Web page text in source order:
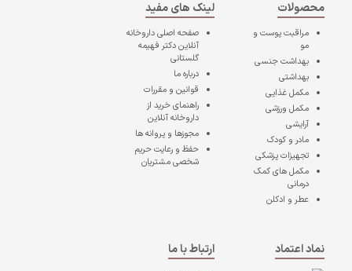
محصولات
مراقبت پوست و
مو
بهداشت جنسی
بهداشتی
مکمل غذایی
مکمل ورزشی
آرایشی
مادر و کودک
تجهیزات پزشکی
مکمل های کمک
درمانی
عطر و ادکلن
لینک های مفید
صفحه اصلیداروخانه
آنلاین دکتر فهیمه
گلستانی
درباره ما
قوانین و مقررات
راهنمای خرید از
داروخانه آنلاین
مجوزها و پروانه ها
حفظ و رعایت حریم
شخصی مشتریان
نماد اعتماد
ارتباط با ما